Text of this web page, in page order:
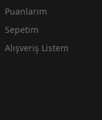
Puanlarım
Sepetim
Alışveriş Listem